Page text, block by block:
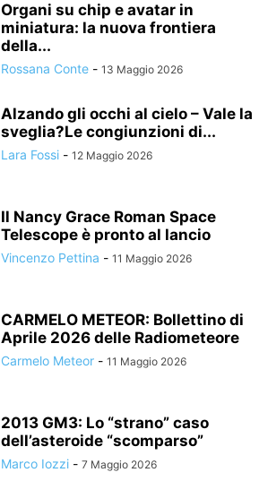
Organi su chip e avatar in
miniatura: la nuova frontiera
della...
Rossana Conte - 13 Maggio 2026
Alzando gli occhi al cielo – Vale la
sveglia?Le congiunzioni di...
Lara Fossi - 12 Maggio 2026
Il Nancy Grace Roman Space
Telescope è pronto al lancio
Vincenzo Pettina - 11 Maggio 2026
CARMELO METEOR: Bollettino di
Aprile 2026 delle Radiometeore
Carmelo Meteor - 11 Maggio 2026
2013 GM3: Lo “strano” caso
dell’asteroide “scomparso”
Marco Iozzi - 7 Maggio 2026